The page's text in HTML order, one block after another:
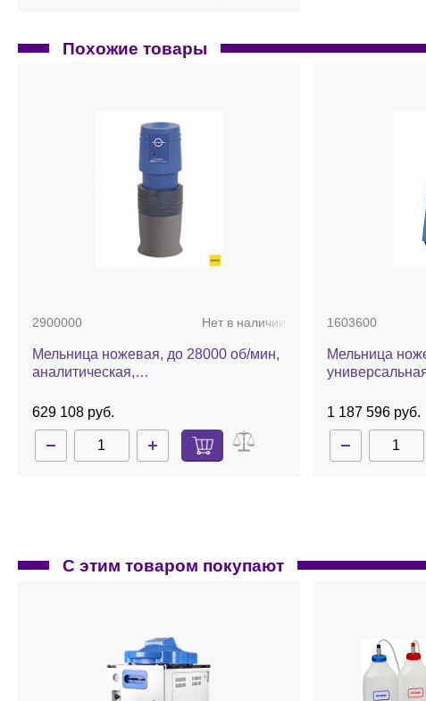
Похожие товары
2900000 Нет в наличии
Мельница ножевая, до 28000 об/мин,
аналитическая,
А11 basic
629 108 руб.
1603600
Мельница
1 187 596 руб.
С этим товаром покупают